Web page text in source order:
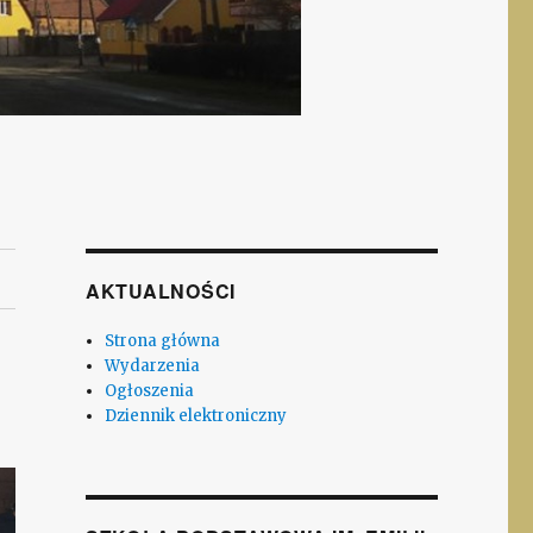
AKTUALNOŚCI
Strona główna
Wydarzenia
Ogłoszenia
Dziennik elektroniczny